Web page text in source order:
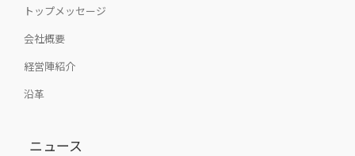
トップメッセージ
会社概要
経営陣紹介
沿革
ニュース